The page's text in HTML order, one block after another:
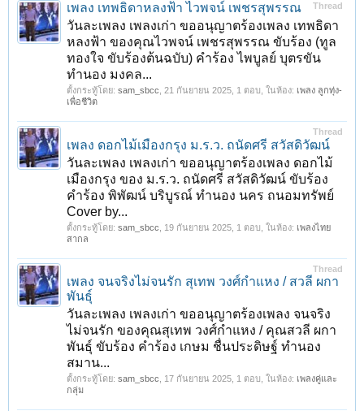
Thread
เพลง เทพธิดาหลงฟ้า ไวพจน์ เพชรสุพรรณ
วันละเพลง เพลงเก่า ขออนุญาตร้องเพลง เทพธิดา
หลงฟ้า ของคุณไวพจน์ เพชรสุพรรณ ขับร้อง (ทูล
ทองใจ ขับร้องต้นฉบับ) คำร้อง ไพบูลย์ บุตรขัน
ทำนอง มงคล...
ตั้งกระทู้โดย: sam_sbcc 21 กันยายน 2025 , 1 ตอบ, ในห้อง: เพลง ลูกทุ่ง-
เพื่อชีวิต
Thread
เพลง ดอกไม้เมืองกรุง ม.ร.ว. ถนัดศรี สวัสดิวัฒน์
วันละเพลง เพลงเก่า ขออนุญาตร้องเพลง ดอกไม้
เมืองกรุง ของ ม.ร.ว. ถนัดศรี สวัสดิวัฒน์ ขับร้อง
คำร้อง พิพัฒน์ บริบูรณ์ ทำนอง นคร ถนอมทรัพย์
Cover by...
ตั้งกระทู้โดย: sam_sbcc 19 กันยายน 2025 , 1 ตอบ, ในห้อง: เพลงไทย
สากล
Thread
เพลง จนจริงไม่จนรัก สุเทพ วงศ์กำแหง / สวลี ผกา
พันธุ์
วันละเพลง เพลงเก่า ขออนุญาตร้องเพลง จนจริง
ไม่จนรัก ของคุณสุเทพ วงศ์กำแหง / คุณสวลี ผกา
พันธุ์ ขับร้อง คำร้อง เกษม ชื่นประดิษฐ์ ทำนอง
สมาน...
ตั้งกระทู้โดย: sam_sbcc 17 กันยายน 2025 , 1 ตอบ, ในห้อง: เพลงคู่และ
กลุ่ม